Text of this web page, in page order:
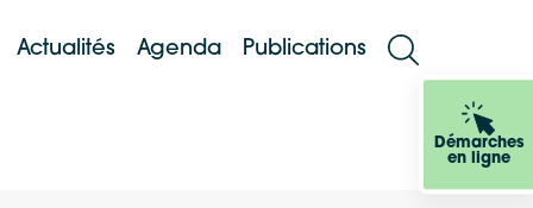
Démarches
en ligne
Actualités Agenda Publications